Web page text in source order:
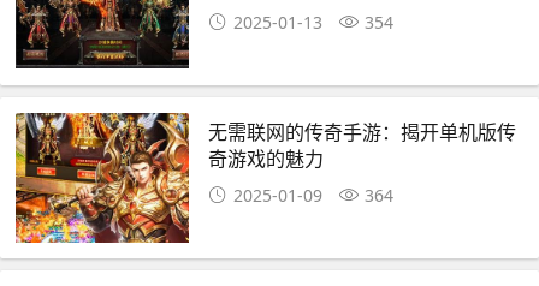
2025-01-13 354
无需联网的传奇手游：揭开单机版传
奇游戏的魅力
2025-01-09 364